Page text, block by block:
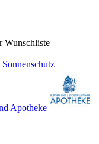
Wunschliste
Sonnenschutz
Apotheke